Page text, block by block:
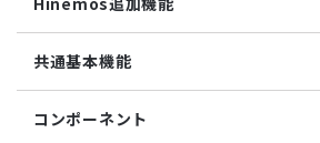
JMX監視
SQL監視
SNMPTRAP監視
SNMP監視
HTTPシナリオ監視
ファイルチェックジョブ
監視ジョブ
承認ジョブ
インシデント管理連携ツール
Grafana
ユーティリティ機能
レポーティング
ノードマップ
Hinemosインシデントダッシュボード
メッセージフィルタ
Hinemosセキュリティオプション
共通基本機能
セルフチェック
コンポーネント